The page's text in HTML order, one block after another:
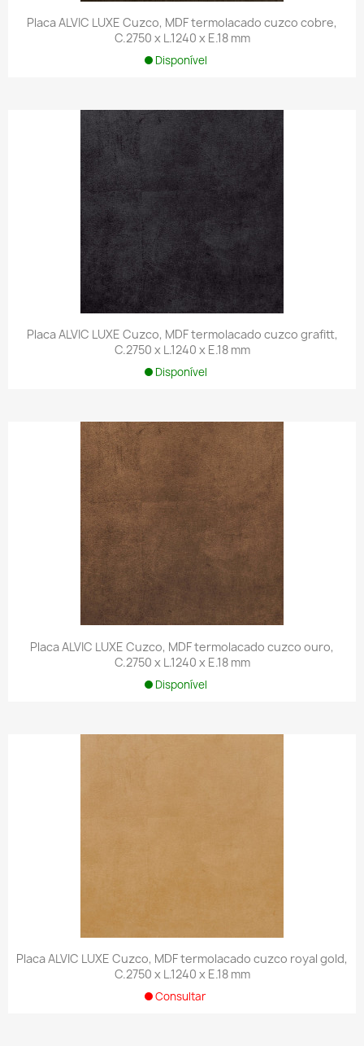
Placa ALVIC LUXE Cuzco, MDF termolacado cuzco cobre,
C.2750 x L.1240 x E.18 mm
Disponível
Placa ALVIC LUXE Cuzco, MDF termolacado cuzco grafitt,
C.2750 x L.1240 x E.18 mm
Disponível
Placa ALVIC LUXE Cuzco, MDF termolacado cuzco ouro,
C.2750 x L.1240 x E.18 mm
Disponível
Placa ALVIC LUXE Cuzco, MDF termolacado cuzco royal gold,
C.2750 x L.1240 x E.18 mm
Consultar